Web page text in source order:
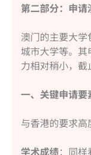
第二部分：申
澳门的主要大
城市大学等。
力相对稍小，截
一、关键申请要
与香港的要求高
学术成绩：同